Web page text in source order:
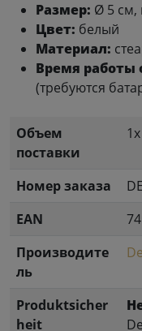
Размер: Ø 5 см,
Цвет: белый
Материал:
Время работы
(требуются
Объем
поставки
Номер заказа
EAN
Производите
ль
Produktsicher
heit